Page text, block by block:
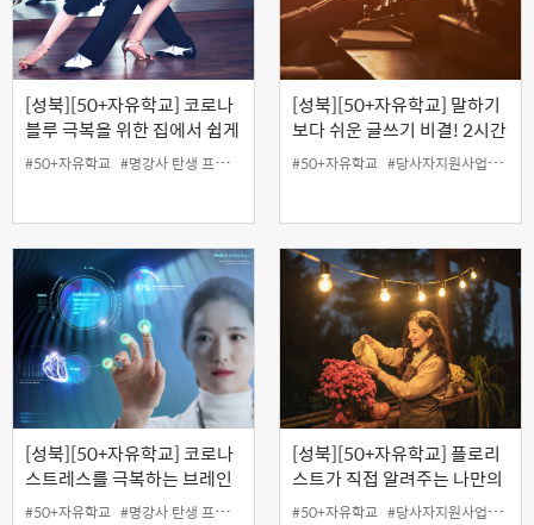
[성북][50+자유학교] 코로나
블루 극복을 위한 집에서 쉽게
할 수 있는 포크댄스
#50+자유학교 #명강사 탄생 프로젝트
[성북][50+자유학교] 말하기
보다 쉬운 글쓰기 비결! 2시간
안에 끝내기
#50+자유학교 #당사자지원사업 #무료
[성북][50+자유학교] 코로나
스트레스를 극복하는 브레인
디톡스 (뇌해독)
#50+자유학교 #명강사 탄생 프로젝트
[성북][50+자유학교] 플로리
스트가 직접 알려주는 나만의
미니정원 만들기
#50+자유학교 #당사자지원사업 #성